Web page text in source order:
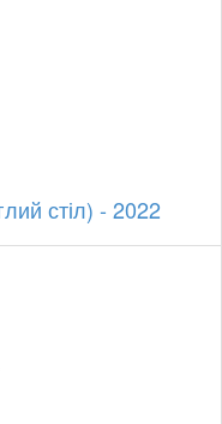
стіл) - 2022